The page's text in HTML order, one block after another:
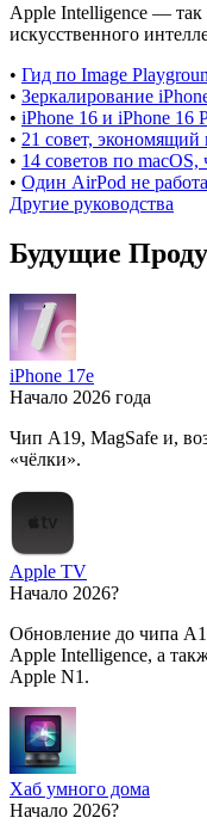
Apple Intelligence —
искусственного
• Гид по Image
• Зеркалирование
• iPhone 16 и iPhone 16
• 21 совет, экономящий
• 14 советов по
• Один AirPod не
Другие руководства
Будущие
iPhone 17e
Начало 2026 года
Чип A19, MagSafe и,
«чёлки».
Apple TV
Начало 2026?
Обновление до чипа
Apple Intelligence, а
Apple N1.
Хаб умного дома
Начало 2026?